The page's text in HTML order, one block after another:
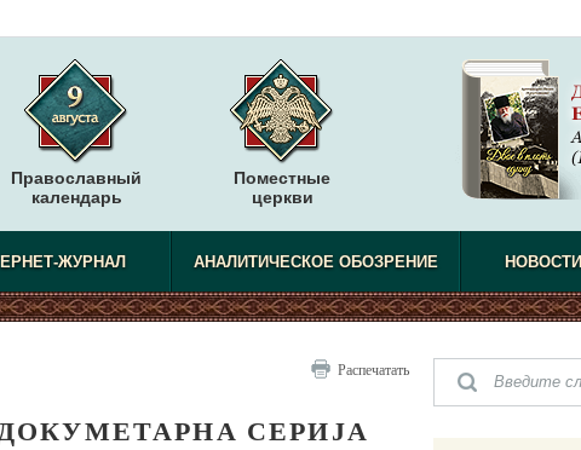
Поместные
церкви
Православный
календарь
ЖУРНАЛ АНАЛИТИЧЕСКОЕ ОБОЗРЕНИЕ НОВОСТИ
Распечатать
СЕРИЈА